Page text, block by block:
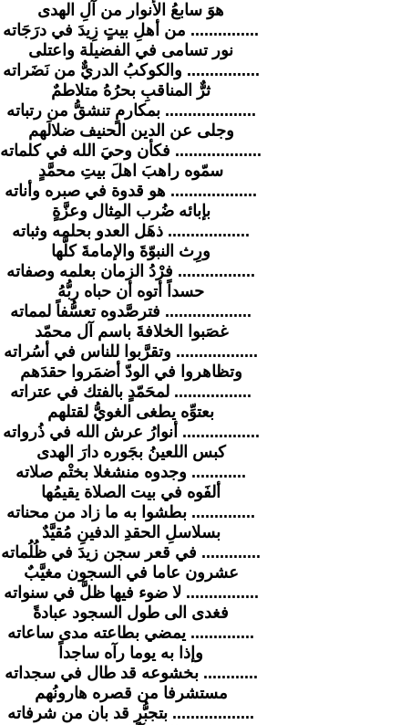
هوَ سابعُ الأنوار من آلِ الهدى
............... من أهلِ بيتٍ زِيدَ في درَجَاته
نور تسامى في الفضيلة واعتلى
................ والكوكبُ الدريٌّ من نَضَراته
ثرٌّ المناقبِ بحرُهُ متلاطمٌ
.................... بمكارمٍ تنشقُّ من رتباته
وجلى عن الدين الحنيف ضلالَهم
................... فكأن وحيَ الله في كلماته
سمّوه راهبَ اهلَ بيتِ محمَّدٍ
................... هو قدوة في صبره وأناته
بإبائه ضُرب المِثال وعزَّةٍ
.................. ذهَل العدو بحلمه وثباته
ورِث النبوّةَ والإمامةَ كلَّها
................. فرْدُ الزمان بعلمه وصفاته
حسداً أتوه أن حباه ربُّهُ
................... فترصَّدوه تعسُّفاً لمماته
غصَبوا الخلافةَ باسم آل محمّد
.................. وتقرَّبوا للناس في أسُراته
وتظاهروا في الودّ أضمَروا حقدَهم
................. لمحَمّدٍ بالفتك في عتراته
بعتوِّه يطغى الغويُّ لقتلهم
................. أنوارُ عرش الله في ذُرواته
كبس اللعينُ بجَوره دارَ الهدى
............ وجدوه منشغلا بختْم صلاته
ألفَوه في بيت الصلاة يقيمُها
.............. بطشوا به ما زاد من محناته
بسلاسلِ الحقدِ الدفينِ مُقيَّدٌ
............. في قعر سجن زيدَ في ظُلُماته
عشرون عاما في السجون مغيَّبٌ
................ لا ضوء فيها ظلَّ في سنواته
فغدى الى طول السجود عبادةً
.............. يمضي بطاعته مدى ساعاته
وإذا به يوما رآه ساجداً
............ بخشوعه قد طال في سجداته
مستشرفا من قصره هارونُهم
.................. بتجبُّرٍ قد بان من شرفاته